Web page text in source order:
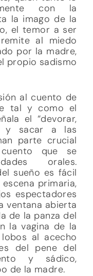
con la
la imago de la
el temor a ser
al miedo
por la madre,
propio sadismo
al cuento de
tal y como el
el “devorar,
y sacar a las
parte crucial
que se
orales.
sueño es fácil
primaria,
espectadores
ventana abierta
de la panza del
la vagina de la
al acecho
del pene del
y sádico,
de la madre.